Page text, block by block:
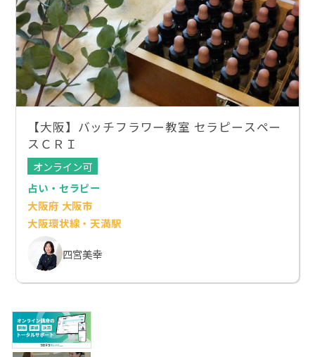
【大阪】バッチフラワー教室 セラピースペー
スＣＲＩ
オンライン可
占い・セラピー
大阪府 大阪市
大阪環状線・天満駅
四宮美幸